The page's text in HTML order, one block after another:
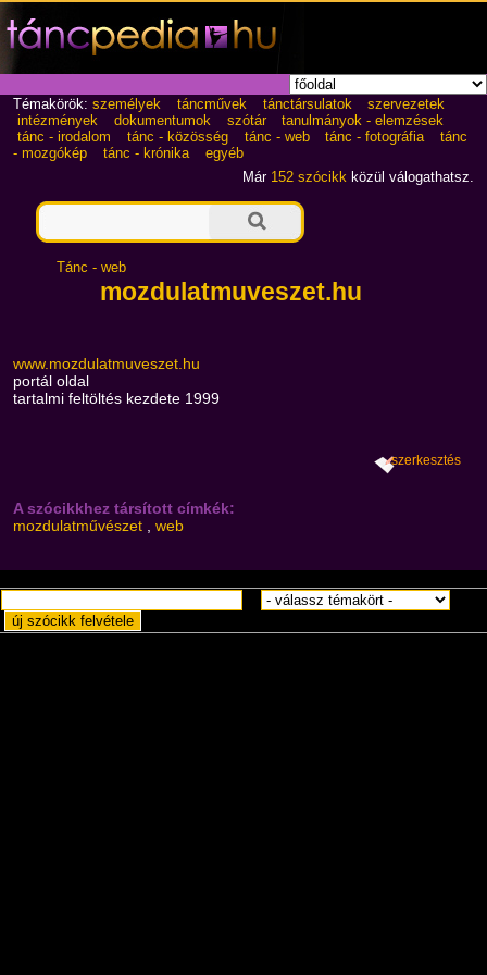
Témakörök: személyek táncművek tánctársulatok
szervezetek
intézmények
dokumentumok szótár
tanulmányok - elemzések
tánc - irodalom
tánc - közösség tánc - web tánc - fotográfia
tánc
- mozgókép
tánc - krónika
egyéb
Már 152 szócikk közül válogathatsz.
Tánc - web
mozdulatmuveszet.hu
www.mozdulatmuveszet.hu
portál oldal
tartalmi feltöltés kezdete 1999
szerkesztés
A szócikkhez társított címkék:
mozdulatművészet ,web